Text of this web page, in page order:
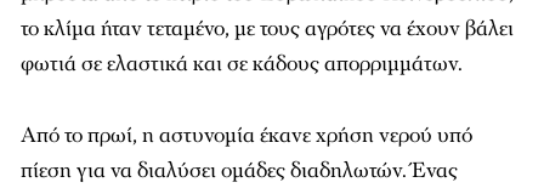
το κλίμα ήταν τεταμένο, με τους αγρότες να έχουν βάλει
φωτιά σε ελαστικά και σε κάδους απορριμμάτων.
Από το πρωί, η αστυνομία έκανε χρήση νερού υπό
πίεση για να διαλύσει ομάδες διαδηλωτών. Ένας